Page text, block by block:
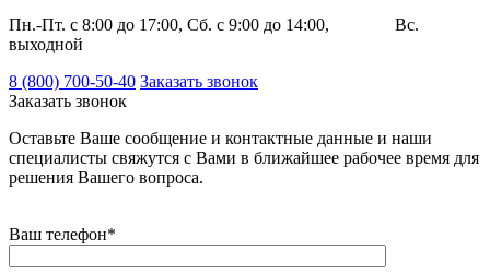
Пн.-Пт. с 8:00 до 17:00, Сб. с 9:00 до 14:00, Вс.
выходной
8 (800) 700-50-40 Заказать звонок
Заказать звонок
Оставьте Ваше сообщение и контактные данные и наши
специалисты свяжутся с Вами в ближайшее рабочее время для
решения Вашего вопроса.
Ваш телефон*